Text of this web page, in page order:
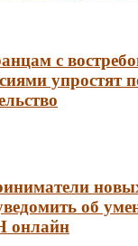
с
упростят
об
онлайн